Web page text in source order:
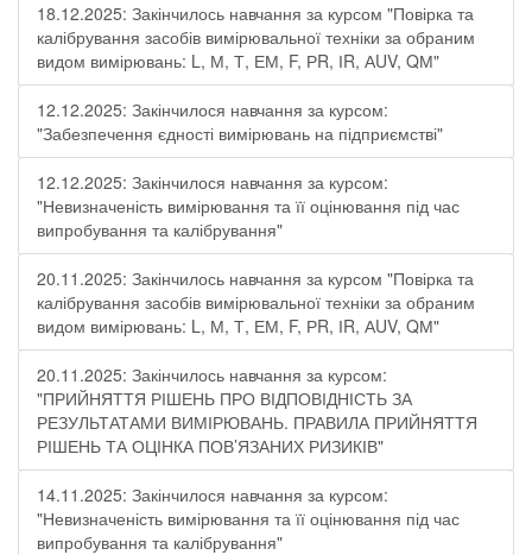
18.12.2025: Закінчилось навчання за курсом "Повірка та
калібрування засобів вимірювальної техніки за обраним
видом вимірювань: L, М, Т, ЕМ, F, РR, ІR, АUV, QМ"
12.12.2025: Закінчилося навчання за курсом:
"Забезпечення єдності вимірювань на підприємстві"
12.12.2025: Закінчилося навчання за курсом:
"Невизначеність вимірювання та її оцінювання під час
випробування та калібрування"
20.11.2025: Закінчилось навчання за курсом "Повірка та
калібрування засобів вимірювальної техніки за обраним
видом вимірювань: L, М, Т, ЕМ, F, РR, ІR, АUV, QМ"
20.11.2025: Закінчилось навчання за курсом:
"ПРИЙНЯТТЯ РІШЕНЬ ПРО ВІДПОВІДНІСТЬ ЗА
РЕЗУЛЬТАТАМИ ВИМІРЮВАНЬ. ПРАВИЛА ПРИЙНЯТТЯ
РІШЕНЬ ТА ОЦІНКА ПОВ’ЯЗАНИХ РИЗИКІВ"
14.11.2025: Закінчилося навчання за курсом:
"Невизначеність вимірювання та її оцінювання під час
випробування та калібрування"